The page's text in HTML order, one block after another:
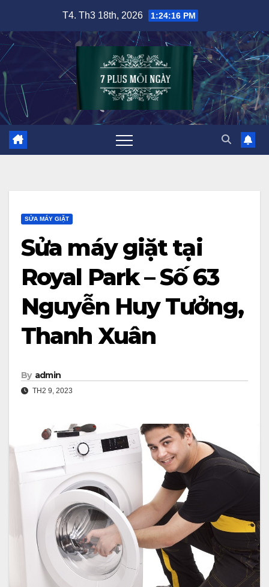
content
T4. Th3 18th, 2026 1:24:17 PM
SỬA MÁY GIẶT
Sửa máy giặt tại
Royal Park – Số 63
Nguyễn Huy Tưởng,
Thanh Xuân
By admin
TH2 9, 2023